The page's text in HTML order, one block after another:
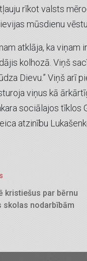
rīkot valsts
mūsdienu
atklāja, ka
kolhozā. Viņš
Dievu.” Viņš arī
viņus kā
sociālajos tīklos
atzinību
kristiešus par bērnu
skolas nodarbībām